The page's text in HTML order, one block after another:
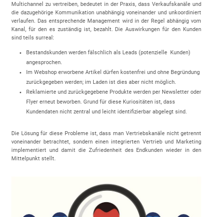
Multichannel zu vertreiben, bedeutet in der Praxis, dass Verkaufskanäle und
die dazugehörige Kommunikation unabhängig voneinander und unkoordiniert
verlaufen. Das entsprechende Management wird in der Regel abhängig vom
Kanal, für den es zuständig ist, bezahlt. Die Auswirkungen für den Kunden
sind teils surreal:
Bestandskunden werden fälschlich als Leads (potenzielle Kunden)
angesprochen.
Im Webshop erworbene Artikel dürfen kostenfrei und ohne Begründung
zurückgegeben werden; im Laden ist dies aber nicht möglich.
Reklamierte und zurückgegebene Produkte werden per Newsletter oder
Flyer erneut beworben. Grund für diese Kuriositäten ist, dass
Kundendaten nicht zentral und leicht identifizierbar abgelegt sind.
Die Lösung für diese Probleme ist, dass man Vertriebskanäle nicht getrennt
voneinander betrachtet, sondern einen integrierten Vertrieb und Marketing
implementiert und damit die Zufriedenheit des Endkunden wieder in den
Mittelpunkt stellt.